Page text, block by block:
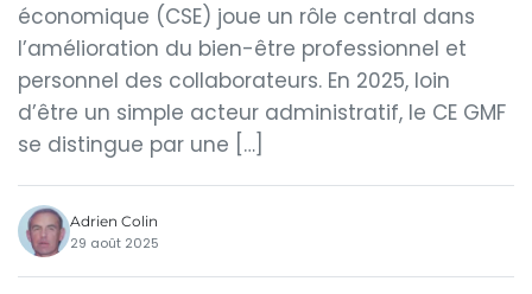
économique (CSE) joue un rôle central dans
l’amélioration du bien-être professionnel et
personnel des collaborateurs. En 2025, loin
d’être un simple acteur administratif, le CE GMF
se distingue par une […]
Adrien Colin
29 août 2025